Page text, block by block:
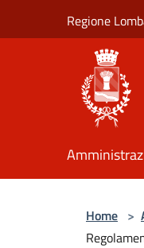
Regione
Home >